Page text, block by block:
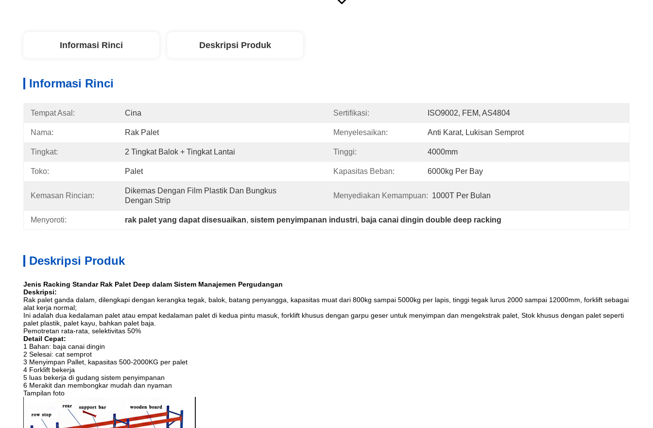
Informasi Rinci Deskripsi Produk
Informasi Rinci
Tempat Asal: Cina Sertifikasi: ISO9002, FEM, AS4804
Nama: Rak Palet Menyelesaikan: Anti Karat, Lukisan Semprot
Tingkat: 2 Tingkat Balok + Tingkat Lantai Tinggi: 4000mm
Toko: Palet Kapasitas Beban: 6000kg Per Bay
Kemasan Rincian:
Dikemas Dengan Film Plastik Dan Bungkus
Dengan Strip
Menyediakan Kemampuan: 1000T Per Bulan
Menyoroti: rak palet yang dapat disesuaikan, sistem penyimpanan industri, baja canai dingin double deep racking
Deskripsi Produk
Jenis Racking Standar Rak Palet Deep dalam Sistem Manajemen Pergudangan
Deskripsi:
Rak palet ganda dalam, dilengkapi dengan kerangka tegak, balok, batang penyangga, kapasitas muat dari 800kg sampai 5000kg per lapis, tinggi tegak lurus 2000 sampai 12000mm, forklift sebagai
alat kerja normal;
Ini adalah dua kedalaman palet atau empat kedalaman palet di kedua pintu masuk, forklift khusus dengan garpu geser untuk menyimpan dan mengekstrak palet, Stok khusus dengan palet seperti
palet plastik, palet kayu, bahkan palet baja.
Pemotretan rata-rata, selektivitas 50%
Detail Cepat:
1 Bahan: baja canai dingin
2 Selesai: cat semprot
3 Menyimpan Pallet, kapasitas 500-2000KG per palet
4 Forklift bekerja
5 luas bekerja di gudang sistem penyimpanan
6 Merakit dan membongkar mudah dan nyaman
Tampilan foto